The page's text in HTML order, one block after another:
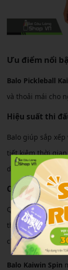
Ưu điểm nổi
Balo Pickleball
và thoải mái cho
Hiệu suất thi
Balo giúp sắp
tiết kiệm thời
dụng giúp bảo
Cảm giác sử
Quai đeo có đệm
thời gian dài.
chuyển mà
Balo Kaiwin Spin